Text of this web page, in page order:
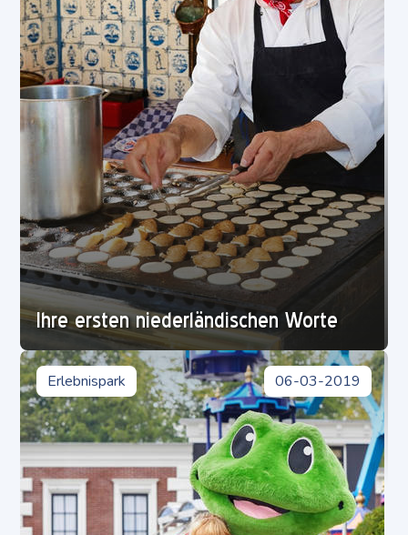
Ihre ersten niederländischen Worte
Erlebnispark 06-03-2019